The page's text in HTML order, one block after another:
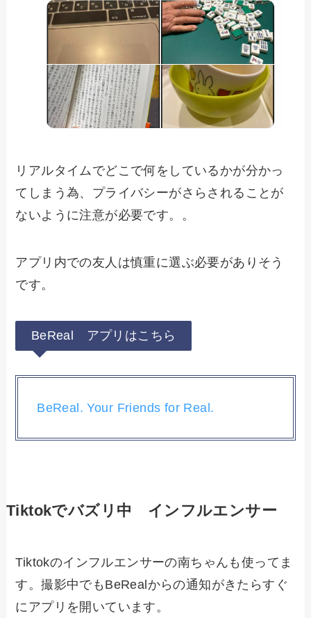
リアルタイムでどこで何をしているかが分かっ
てしまう為、プライバシーがさらされることが
ないように注意が必要です。。
アプリ内での友人は慎重に選ぶ必要がありそう
です。
BeReal アプリはこちら
BeReal. Your Friends for Real.
Tiktokでバズリ中 インフルエンサー
Tiktokのインフルエンサーの南ちゃんも使ってま
す。撮影中でもBeRealからの通知がきたらすぐ
にアプリを開いています。